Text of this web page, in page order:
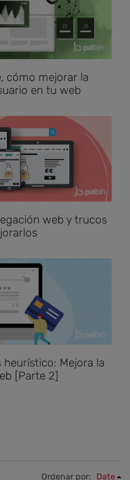
cómo mejorar la
en tu web
web y trucos
heurístico: Mejora la
[Parte 2]
Ordenar por: Date